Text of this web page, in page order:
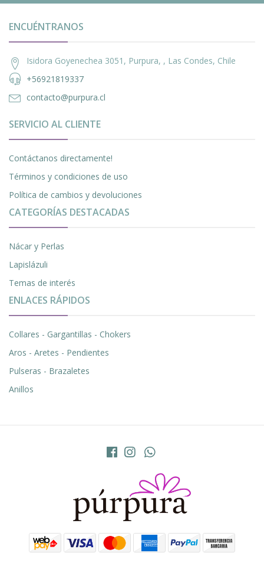
ENCUÉNTRANOS
Isidora Goyenechea 3051, Purpura, , Las Condes, Chile
+56921819337
contacto@purpura.cl
SERVICIO AL CLIENTE
Contáctanos directamente!
Términos y condiciones de uso
Política de cambios y devoluciones
CATEGORÍAS DESTACADAS
Nácar y Perlas
Lapislázuli
Temas de interés
ENLACES RÁPIDOS
Collares - Gargantillas - Chokers
Aros - Aretes - Pendientes
Pulseras - Brazaletes
Anillos